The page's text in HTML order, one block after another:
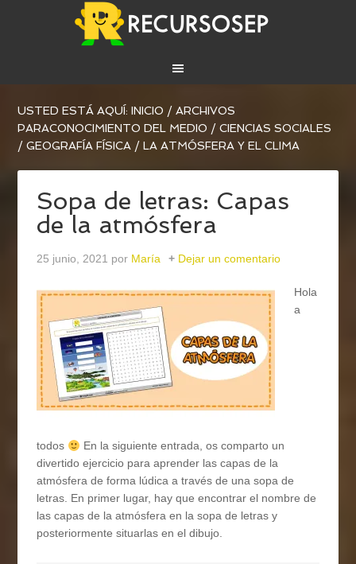
USTED ESTÁ AQUÍ:INICIO / ARCHIVOS
PARACONOCIMIENTO DEL MEDIO / CIENCIAS SOCIALES
/ GEOGRAFÍA FÍSICA / LA ATMÓSFERA Y EL CLIMA
Sopa de letras: Capas
de la atmósfera
25 junio, 2021 por María Dejar un comentario
Hola
a
todos
En la siguiente entrada, os comparto un
divertido ejercicio para aprender las capas de la
atmósfera de forma lúdica a través de una sopa de
letras. En primer lugar, hay que encontrar el nombre de
las capas de la atmósfera en la sopa de letras y
posteriormente situarlas en el dibujo.